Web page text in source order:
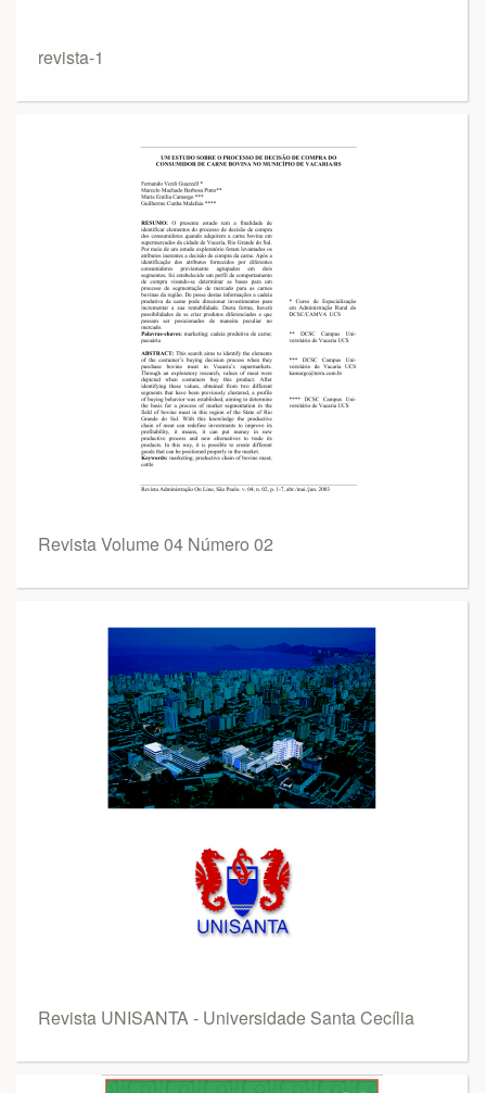
revista-1
Revista Volume 04 Número 02
Revista UNISANTA - Universidade Santa Cecília